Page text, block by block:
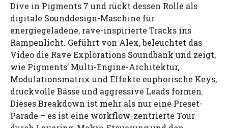
Dive in Pigments 7 und rückt dessen Rolle als
digitale Sounddesign-Maschine für
energiegeladene, rave-inspirierte Tracks ins
Rampenlicht. Geführt von Alex, beleuchtet das
Video die Rave Explorations Soundbank und zeigt,
wie Pigments’ Multi-Engine-Architektur,
Modulationsmatrix und Effekte euphorische Keys,
druckvolle Bässe und aggressive Leads formen.
Dieses Breakdown ist mehr als nur eine Preset-
Parade – es ist eine workflow-zentrierte Tour